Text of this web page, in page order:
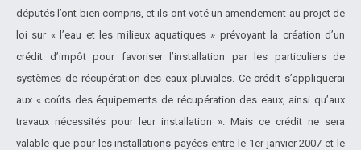
députés l’ont bien compris, et ils ont voté un amendement au projet de
loi sur « l’eau et les milieux aquatiques » prévoyant la création d’un
crédit d’impôt pour favoriser l’installation par les particuliers de
systèmes de récupération des eaux pluviales. Ce crédit s’appliquerai
aux « coûts des équipements de récupération des eaux, ainsi qu’aux
travaux nécessités pour leur installation ». Mais ce crédit ne sera
valable que pour les installations payées entre le 1er janvier 2007 et le